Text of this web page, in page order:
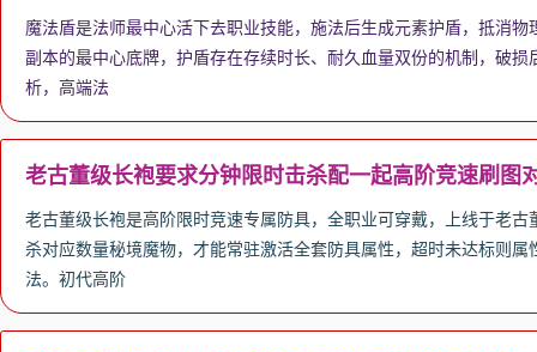
魔法盾是法师最中心活下去职业技能，施法后生成元素护盾，抵消
副本的最中心底牌，护盾存在存续时长、耐久血量双份的机制，破
析，高端法
老古董级长袍要求分钟限时击杀配一起高阶竞速刷图
老古董级长袍是高阶限时竞速专属防具，全职业可穿戴，上线于老
杀对应数量秘境魔物，才能常驻激活全套防具属性，超时未达标则
法。初代高阶